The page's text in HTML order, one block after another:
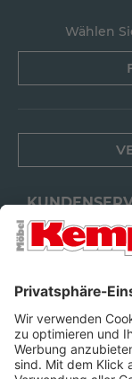
Wählen
FILIALEN